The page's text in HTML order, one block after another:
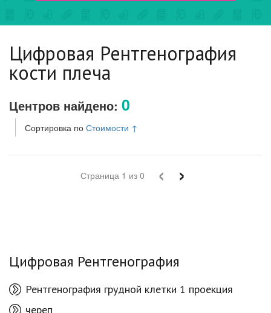
Цифровая Рентгенография
кости плеча
Центров найдено: 0
Сортировка по Стоимости ↑
Страница 1 из 0 ‹ ›
Цифровая Рентгенография
Рентгенография грудной клетки 1 проекция
череп